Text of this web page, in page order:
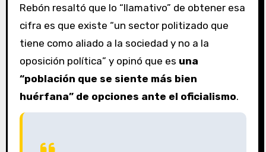
Rebón resaltó que lo “llamativo” de obtener esa
cifra es que existe “un sector politizado que
tiene como aliado a la sociedad y no a la
oposición política” y opinó que es una
“población que se siente más bien
huérfana” de opciones ante el oficialismo.